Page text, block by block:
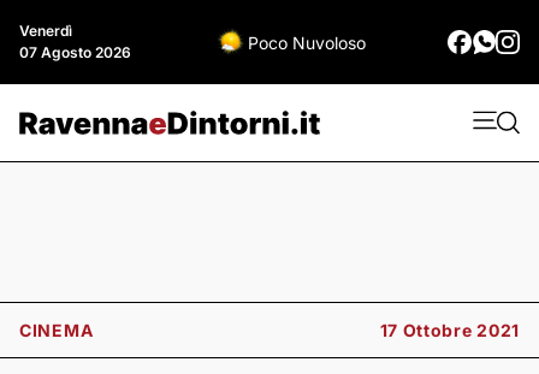
Venerdì
07 Agosto 2026
Poco Nuvoloso
CINEMA 17 Ottobre 2021